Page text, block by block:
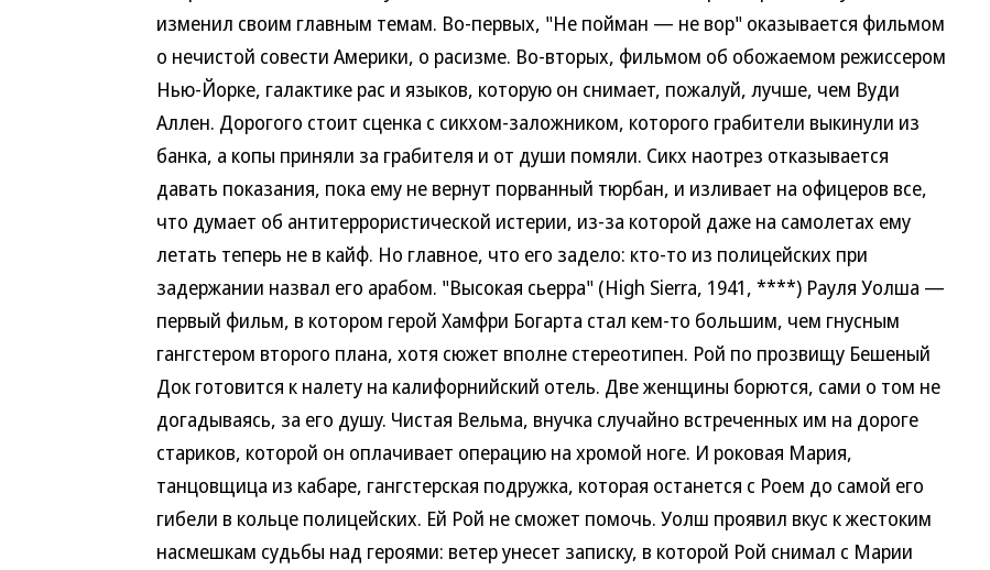
изменил своим главным темам. Во-первых, "Не пойман — не вор" оказывается фильмом
о нечистой совести Америки, о расизме. Во-вторых, фильмом об обожаемом режиссером
Нью-Йорке, галактике рас и языков, которую он снимает, пожалуй, лучше, чем Вуди
Аллен. Дорогого стоит сценка с сикхом-заложником, которого грабители выкинули из
банка, а копы приняли за грабителя и от души помяли. Сикх наотрез отказывается
давать показания, пока ему не вернут порванный тюрбан, и изливает на офицеров все,
что думает об антитеррористической истерии, из-за которой даже на самолетах ему
летать теперь не в кайф. Но главное, что его задело: кто-то из полицейских при
задержании назвал его арабом. "Высокая сьерра" (High Sierra, 1941, ****) Рауля Уолша —
первый фильм, в котором герой Хамфри Богарта стал кем-то большим, чем гнусным
гангстером второго плана, хотя сюжет вполне стереотипен. Рой по прозвищу Бешеный
Док готовится к налету на калифорнийский отель. Две женщины борются, сами о том не
догадываясь, за его душу. Чистая Вельма, внучка случайно встреченных им на дороге
стариков, которой он оплачивает операцию на хромой ноге. И роковая Мария,
танцовщица из кабаре, гангстерская подружка, которая останется с Роем до самой его
гибели в кольце полицейских. Ей Рой не сможет помочь. Уолш проявил вкус к жестоким
насмешкам судьбы над героями: ветер унесет записку, в которой Рой снимал с Марии